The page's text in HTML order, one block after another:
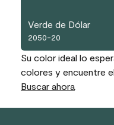
Verde de Dólar
2050-20
Su color ideal lo
colores y encuentre
Buscar ahora